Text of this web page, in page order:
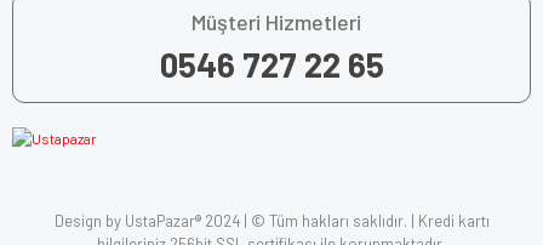
Müşteri Hizmetleri
0546 727 22 65
Design by UstaPazar® 2024 | © Tüm hakları saklıdır. | Kredi kartı